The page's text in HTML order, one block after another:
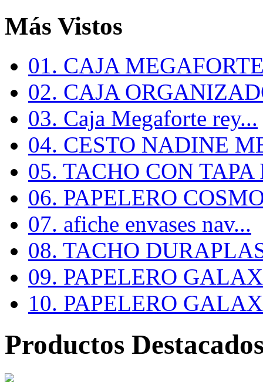
Más Vistos
01. CAJA
02. CAJA
03. Caja Megaforte rey...
04. CESTO NADINE
05. TACHO CON TAPA
06. PAPELERO
07. afiche envases nav...
08. TACHO
09. PAPELERO
10. PAPELERO
Productos